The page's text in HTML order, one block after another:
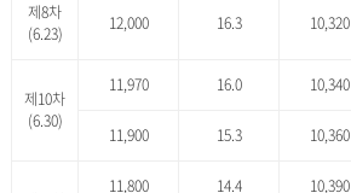
제8차
(6.23)
12,000 16.3 10,320
제10차
(6.30)
11,970 16.0 10,340
11,900 15.3 10,360
11,800 14.4 10,390